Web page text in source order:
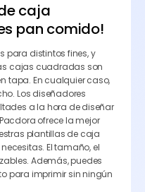
caja
pan comido!
para distintos fines, y
cajas cuadradas son
tapa. En cualquier caso,
Los diseñadores
a la hora de diseñar
ofrece la mejor
plantillas de caja
El tamaño, el
Además, puedes
para imprimir sin ningún